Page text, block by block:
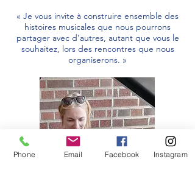
« Je vous invite à construire ensemble des
histoires musicales que nous pourrons
partager avec d’autres, autant que vous le
souhaitez, lors des rencontres que nous
organiserons. »
Phone Email Facebook Instagram